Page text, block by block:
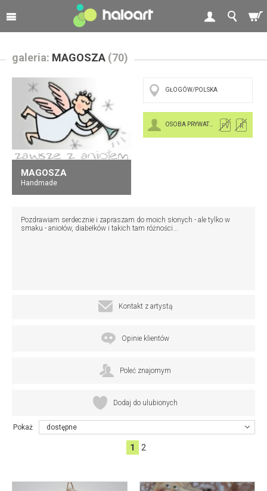
galeria: MAGOSZA (70)
MAGOSZA
Handmade
GŁOGÓW/POLSKA
FV R
OSOBA PRYWATNA
Pozdrawiam serdecznie i zapraszam do moich słonych - ale tylko w
smaku - aniołów, diabełków i takich tam różności...
Kontakt z artystą
Opinie klientów
Poleć znajomym
Dodaj do ulubionych
Pokaż dostępne
1 2